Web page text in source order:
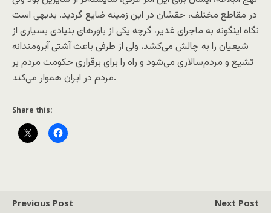
در مقاطع مختلف، حقشان در این زمینه ضایع گردید. بدیهی است
نگاه اینگونه به ماجرای غدیر، گرچه یکی از باورهای بنیادی بسیاری از
شیعیان را به چالش می‌کشد، ولی از طرفی باعث آشتی آبرومندانه
تشیع و مردم‌سالاری می‌شود و راه را برای برقراری حکومت مردم بر
مردم در ایران هموار می‌کند.
Share this:
Previous Post Next Post